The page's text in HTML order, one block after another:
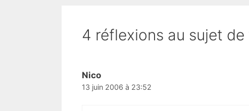
4 réflexions au sujet de
Nico
13 juin 2006 à 23:52